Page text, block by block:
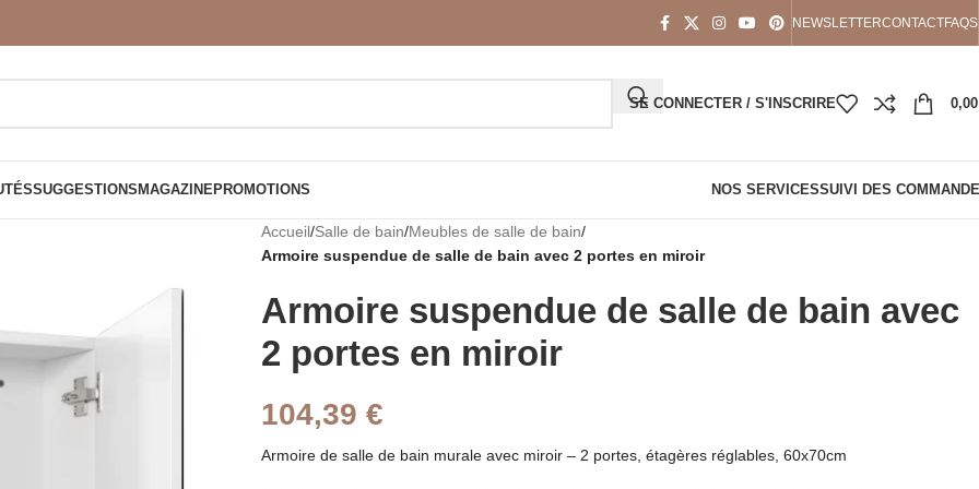
NEWSLETTERCONTACTFAQS
SE CONNECTER / S'INSCRIRE
SUGGESTIONS MAGAZINEPROMOTIONS NOS SERVICESSUIVI DES
Accueil/Salle de bain/Meubles de salle de bain/
Armoire suspendue de salle de bain avec 2 portes en miroir
Armoire suspendue de salle de bain avec
2 portes en miroir
104,39 €
Armoire de salle de bain murale avec miroir – 2 portes, étagères réglables, 60x70cm